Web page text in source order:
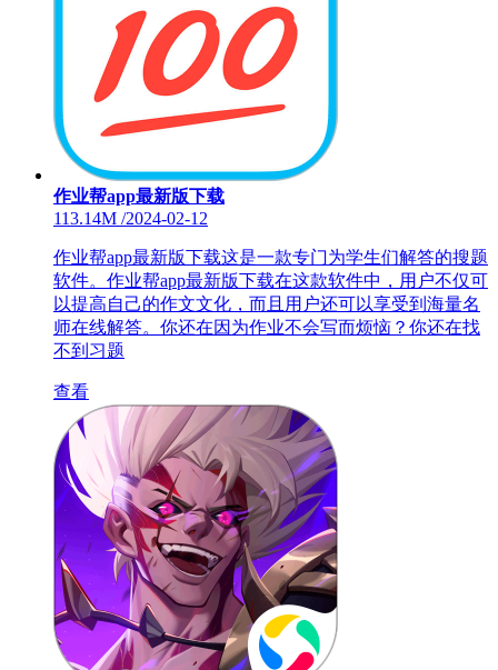
作业帮app最新版下载
113.14M /2024-02-12
作业帮app最新版下载这是一款专门为学生们解答的搜题
软件。作业帮app最新版下载在这款软件中，用户不仅可
以提高自己的作文文化，而且用户还可以享受到海量名
师在线解答。你还在因为作业不会写而烦恼？你还在找
不到习题
查看